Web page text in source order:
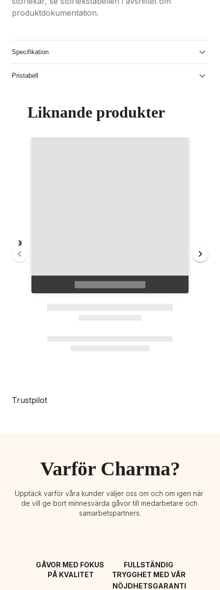
produktdokumentation.
Specifikation
Pristabell
Liknande produkter
Trustpilot
Varför Charma?
Upptäck varför våra kunder väljer oss om och om igen när
de vill ge bort minnesvärda gåvor till medarbetare och
samarbetspartners.
GÅVOR MED FOKUS
PÅ KVALITET
FULLSTÄNDIG
TRYGGHET MED VÅR
NÖJDHETSGARANTI